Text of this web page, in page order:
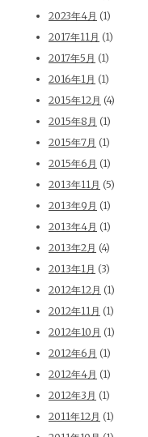
2023年4月 (1)
2017年11月 (1)
2017年5月 (1)
2016年1月 (1)
2015年12月 (4)
2015年8月 (1)
2015年7月 (1)
2015年6月 (1)
2013年11月 (5)
2013年9月 (1)
2013年4月 (1)
2013年2月 (4)
2013年1月 (3)
2012年12月 (1)
2012年11月 (1)
2012年10月 (1)
2012年6月 (1)
2012年4月 (1)
2012年3月 (1)
2011年12月 (1)